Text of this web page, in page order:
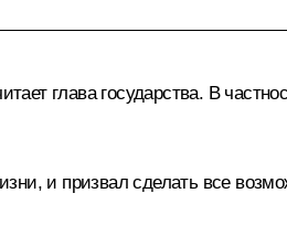
глава государства. В
и призвал сделать все